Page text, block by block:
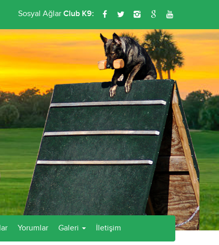
Sosyal AğlarClub K9:
Yorumlar Galeri İletişim